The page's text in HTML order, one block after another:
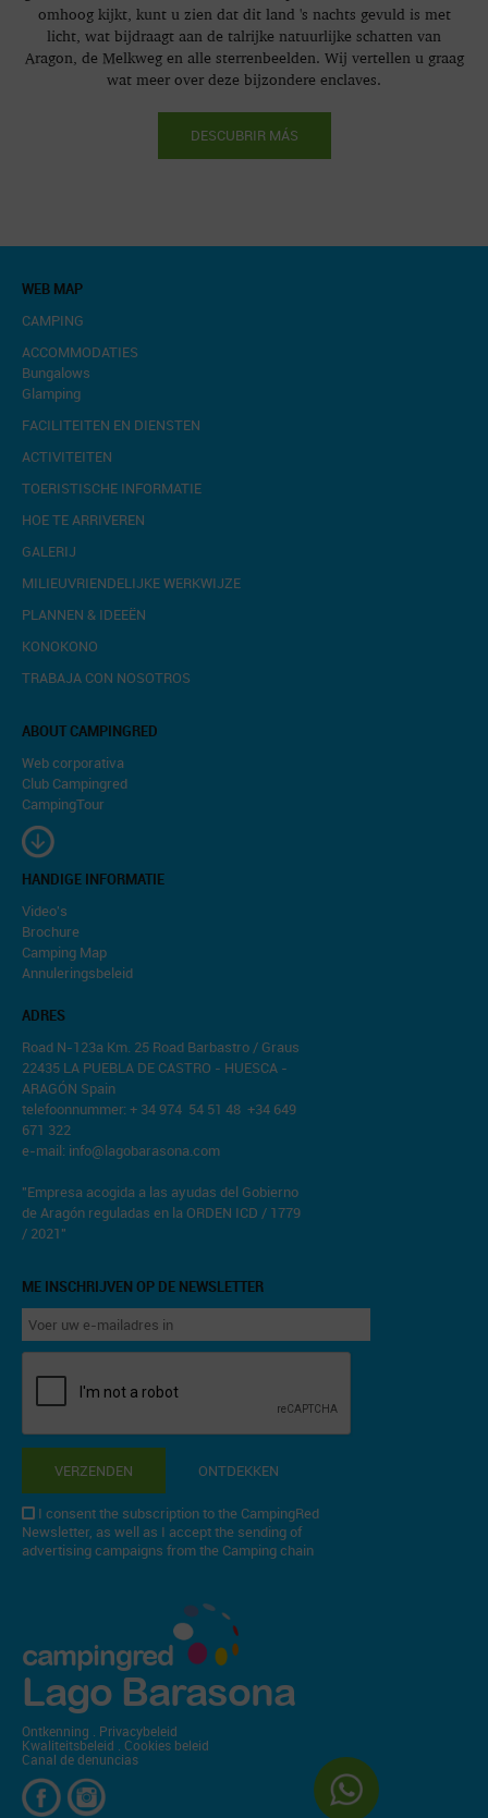
omhoog kijkt, kunt u zien dat dit land 's nachts gevuld is met
licht, wat bijdraagt ​​aan de talrijke natuurlijke schatten van
Aragon, de Melkweg en alle sterrenbeelden. Wij vertellen u graag
wat meer over deze bijzondere enclaves.
DESCUBRIR MÁS
WEB MAP
CAMPING
ACCOMMODATIES
Bungalows
Glamping
FACILITEITEN EN DIENSTEN
ACTIVITEITEN
TOERISTISCHE INFORMATIE
HOE TE ARRIVEREN
GALERIJ
MILIEUVRIENDELIJKE WERKWIJZE
PLANNEN & IDEEËN
KONOKONO
TRABAJA CON NOSOTROS
ABOUT CAMPINGRED
Web corporativa
Club Campingred
CampingTour
HANDIGE INFORMATIE
Video's
Brochure
Camping Map
Annuleringsbeleid
ADRES
Road N-123a Km. 25 Road Barbastro / Graus
22435 LA PUEBLA DE CASTRO - HUESCA -
ARAGÓN Spain
telefoonnummer: + 34 974 54 51 48 +34 649
671 322
e-mail: info@lagobarasona.com
"Empresa acogida a las ayudas del Gobierno
de Aragón reguladas en la ORDEN ICD / 1779
/ 2021"
ME INSCHRIJVEN OP DE NEWSLETTER
VERZENDEN ONTDEKKEN
I consent the subscription to the CampingRed
Newsletter, as well as I accept the sending of
advertising campaigns from the Camping chain
campingred
Lago Barasona
Ontkenning
Privacybeleid
Kwaliteitsbeleid
Cookies beleid
Canal de denuncias